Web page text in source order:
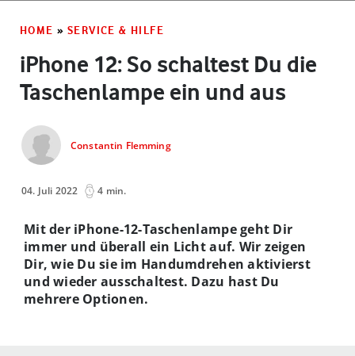
HOME » SERVICE & HILFE
iPhone 12: So schaltest Du die
Taschenlampe ein und aus
Constantin Flemming
04. Juli 2022 4 min.
Mit der iPhone-12-Taschenlampe geht Dir
immer und überall ein Licht auf. Wir zeigen
Dir, wie Du sie im Handumdrehen aktivierst
und wieder ausschaltest. Dazu hast Du
mehrere Optionen.